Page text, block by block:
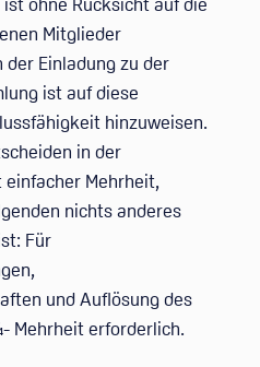
Mitglieder
der Einladung zu der
ist auf diese
hinzuweisen.
in der
Mehrheit,
nichts anderes
Für
und Auflösung des
Mehrheit erforderlich.